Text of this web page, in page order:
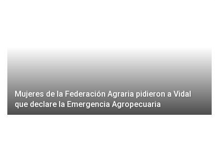
Mujeres de la Federación Agraria pidieron a Vidal
que declare la Emergencia Agropecuaria